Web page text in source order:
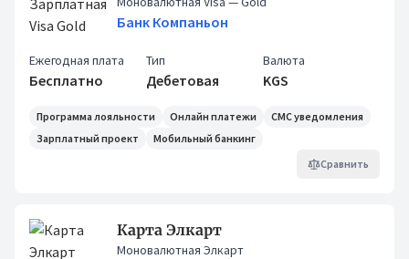
Банк Компаньон
Ежегодная плата
Бесплатно
Тип
Дебетовая
Валюта
KGS
Программа лояльности Онлайн платежи
СМС уведомления
Зарплатный проект
Мобильный банкинг
Сравнить
Карта Элкарт
Моновалютная Элкарт